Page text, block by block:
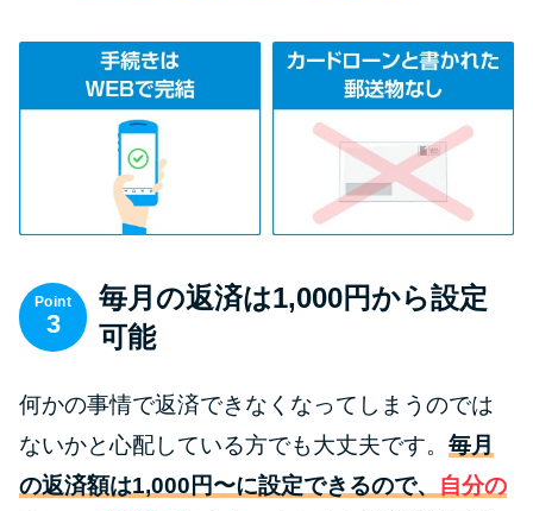
その他コラム
今月の家賃払えない…2ヵ月目に
は解決しないと危険な理由と対
家賃払えないが強制退去は避け
街金とは？絶対審査通る？借金
に悩む人へ街金をおすすめしな
い理由
Point
3
毎月の返済は1,000円から設定
可能
何かの事情で返済できなくなってしまうのでは
ないかと心配している方でも大丈夫です。 毎月
の返済額は1,000円〜に設定できるので、 自分の